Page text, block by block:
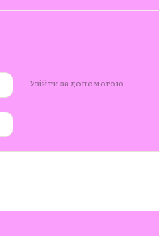
Увійти за допомогою